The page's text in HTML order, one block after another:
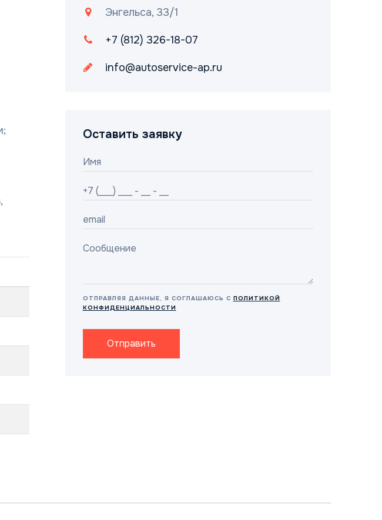
Энгельса, 33/1
+7 (812) 326-18-07
info@autoservice-ap.ru
Оставить заявку
ОТПРАВЛЯЯ ДАННЫЕ, Я СОГЛАШАЮСЬ С ПОЛИТИКОЙ
КОНФИДЕНЦИАЛЬНОСТИ
Отправить